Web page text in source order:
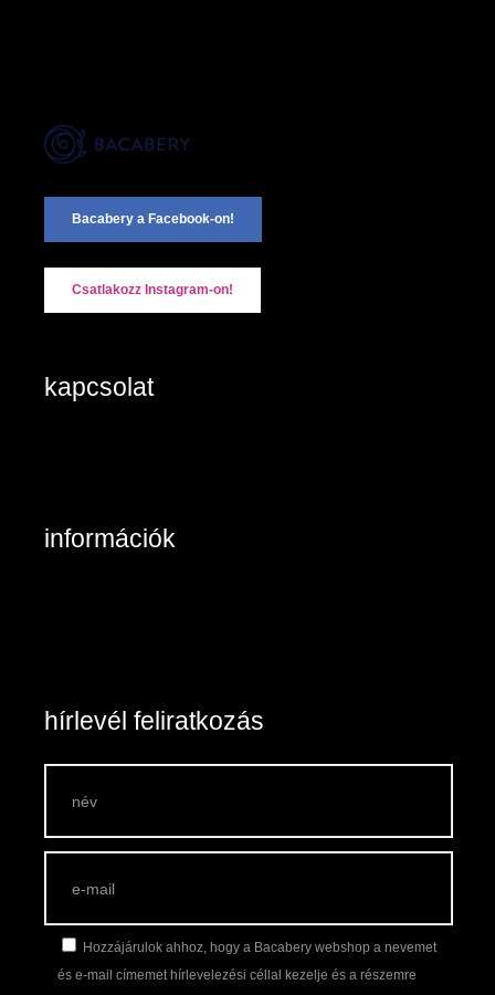
Bacabery a Facebook-on!
Csatlakozz Instagram-on!
kapcsolat
információk
hírlevél feliratkozás
Hozzájárulok ahhoz, hogy a Bacabery webshop a nevemet
és e-mail címemet hírlevelezési céllal kezelje és a részemre